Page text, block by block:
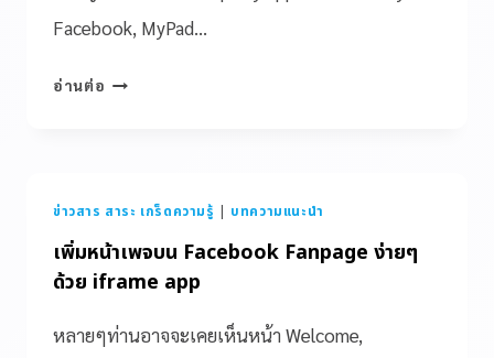
Facebook, MyPad…
อ่านต่อ
ข่าวสาร สาระ เกร็ดความรู้ | บทความแนะนำ
เพิ่มหน้าเพจบน Facebook Fanpage ง่ายๆ
ด้วย iframe app
หลายๆท่านอาจจะเคยเห็นหน้า Welcome,